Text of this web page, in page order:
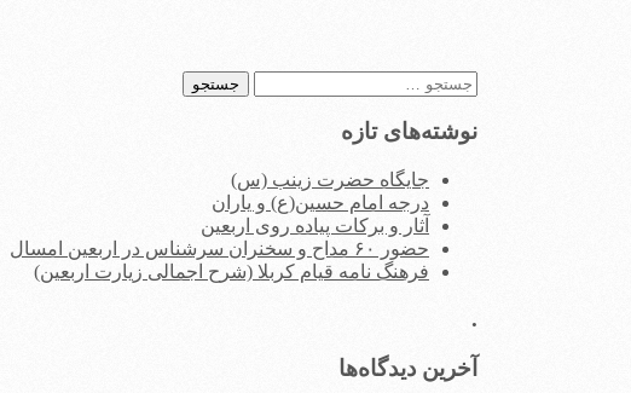
جستجو
نوشته‌های تازه
جایگاه حضرت زینب (س)
درجه امام حسین(ع) و یاران
آثار و برکات پیاده روی اربعین
حضور ۶۰ مداح و سخنران سرشناس در اربعین امسال
فرهنگ نامه قیام کربلا (شرح اجمالی زیارت اربعین)
.
آخرین دیدگاه‌ها